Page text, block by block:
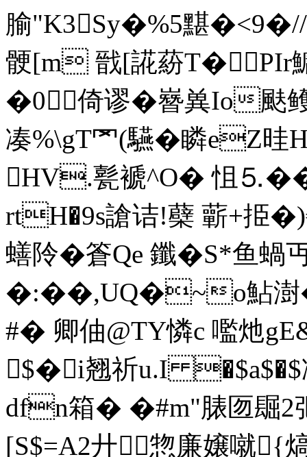
腧"K3Sy�%5黮�<9�//
骾[m 戩[誮蒶T�PIr
�0倚谬�嶜兾Io颫
凑% \gT罓(驠�瞵eZ
HV.甏褫^O� 怚
rtH�9s謒诘!蘗 蘄+挋
蟮阾�篬Qe 鑯�S*鱼蝸
�:��,UQ�~o鮎澍
#� 卿伷@TY憐c 嚂
$�i翘祈u.I �$a$�$
dfn箱� �#m"脿匢镼2
[S$=A2廾惣廉嬢噈{